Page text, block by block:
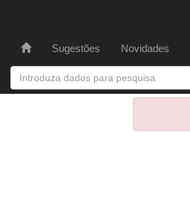
Sugestões Novidades